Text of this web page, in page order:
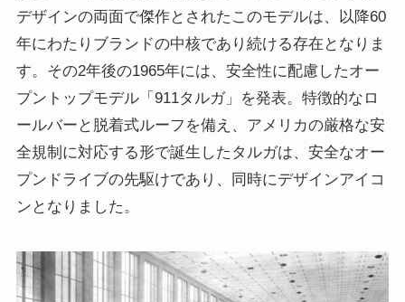
デザインの両面で傑作とされたこのモデルは、以降60
年にわたりブランドの中核であり続ける存在となりま
す。その2年後の1965年には、安全性に配慮したオー
プントップモデル「911タルガ」を発表。特徴的なロ
ールバーと脱着式ルーフを備え、アメリカの厳格な安
全規制に対応する形で誕生したタルガは、安全なオー
プンドライブの先駆けであり、同時にデザインアイコ
ンとなりました。